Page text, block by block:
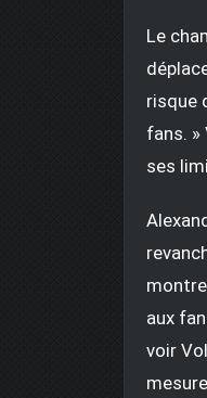
Le
risque
fans.
ses
aux
voir